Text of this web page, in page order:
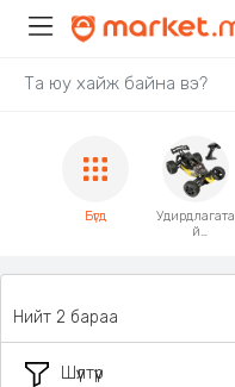
Бүгд
Удирдлагата
й
Шүүлтүүр
Нийт 2 бараа